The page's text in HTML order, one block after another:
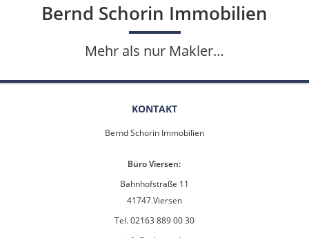
Bernd Schorin Immobilien
Mehr als nur Makler…
KONTAKT
Bernd Schorin Immobilien
Büro Viersen:
Bahnhofstraße 11
41747 Viersen
Tel. 02163 889 00 30